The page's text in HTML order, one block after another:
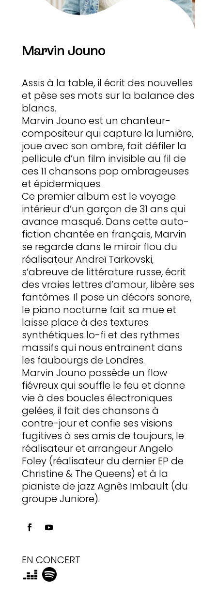
Marvin Jouno
Assis à la table, il écrit des nouvelles
et pèse ses mots sur la balance des
blancs.
Marvin Jouno est un chanteur-
compositeur qui capture la lumière,
joue avec son ombre, fait défiler la
pellicule d’un film invisible au fil de
ces 11 chansons pop ombrageuses
et épidermiques.
Ce premier album est le voyage
intérieur d’un garçon de 31 ans qui
avance masqué. Dans cette auto-
fiction chantée en français, Marvin
se regarde dans le miroir flou du
réalisateur Andreï Tarkovski,
s’abreuve de littérature russe, écrit
des vraies lettres d’amour, libère ses
fantômes. Il pose un décors sonore,
le piano nocturne fait sa mue et
laisse place à des textures
synthétiques lo-fi et des rythmes
massifs qui nous entrainent dans
les faubourgs de Londres.
Marvin Jouno possède un flow
fiévreux qui souffle le feu et donne
vie à des boucles électroniques
gelées, il fait des chansons à
contre-jour et confie ses visions
fugitives à ses amis de toujours, le
réalisateur et arrangeur Angelo
Foley (réalisateur du dernier EP de
Christine & The Queens) et à la
pianiste de jazz Agnès Imbault (du
groupe Juniore).
EN CONCERT